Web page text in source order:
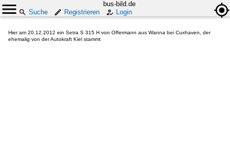
bus-bild.de
Suche
Registrieren Login
Hier am 20.12.2012 ein Setra S 315 H von Offermann aus Wanna bei Cuxhaven, der
ehemalig von der Autokraft Kiel stammt